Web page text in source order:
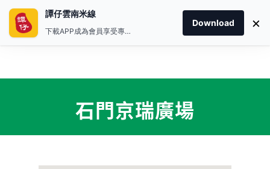
石門京瑞廣場
譚仔雲南米線
下載APP成為會員享受專屬禮遇
Download ×